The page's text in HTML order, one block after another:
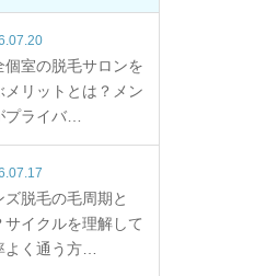
個室の脱毛サロンを
メリットとは？メン
プライバ…
ズ脱毛の毛周期と
サイクルを理解して
よく通う方…